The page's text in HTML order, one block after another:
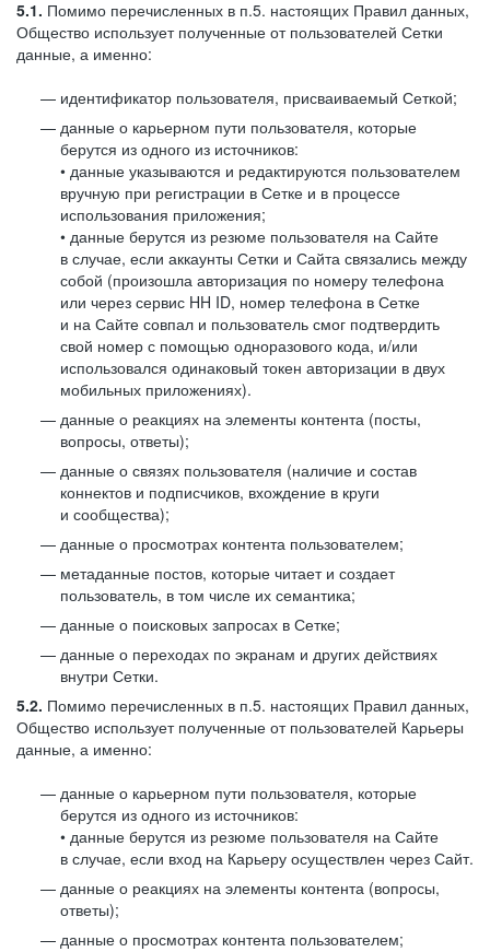
5.1. Помимо перечисленных в п.5. настоящих Правил данных,
Общество использует полученные от пользователей Сетки
данные, а именно:
идентификатор пользователя, присваиваемый Сеткой;
данные о карьерном пути пользователя, которые
берутся из одного из источников:
• данные указываются и редактируются пользователем
вручную при регистрации в Сетке и в процессе
использования приложения;
• данные берутся из резюме пользователя на Сайте
в случае, если аккаунты Сетки и Сайта связались между
собой (произошла авторизация по номеру телефона
или через сервис HH ID, номер телефона в Сетке
и на Сайте совпал и пользователь смог подтвердить
свой номер с помощью одноразового кода, и/или
использовался одинаковый токен авторизации в двух
мобильных приложениях).
данные о реакциях на элементы контента (посты,
вопросы, ответы);
данные о связях пользователя (наличие и состав
коннектов и подписчиков, вхождение в круги
и сообщества);
данные о просмотрах контента пользователем;
метаданные постов, которые читает и создает
пользователь, в том числе их семантика;
данные о поисковых запросах в Сетке;
данные о переходах по экранам и других действиях
внутри Сетки.
5.2. Помимо перечисленных в п.5. настоящих Правил данных,
Общество использует полученные от пользователей Карьеры
данные, а именно:
данные о карьерном пути пользователя, которые
берутся из одного из источников:
• данные берутся из резюме пользователя на Сайте
в случае, если вход на Карьеру осуществлен через Сайт.
данные о реакциях на элементы контента (вопросы,
ответы);
данные о просмотрах контента пользователем;